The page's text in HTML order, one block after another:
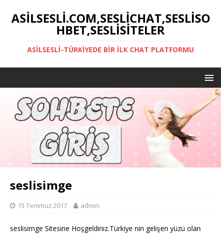
ASILSESLI.COM,SESLICHAT,SESLISO
HBET,SESLISITELER
ASILSESLI-TÜRKIYEDE BIR İLK CHAT PLATFORMU
seslisimge
15 Temmuz 2017 admin
seslisimge Sitesine Hoşgeldiniz.Türkiye nin gelişen yüzü olan